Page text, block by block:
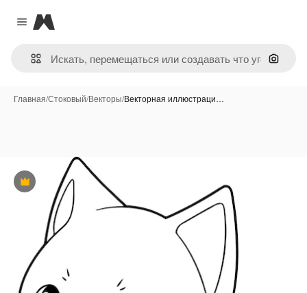
Close menu
Magnific
Поиск
Главная/Стоковый/Векторы/Векторная иллюстраци…
Премиум